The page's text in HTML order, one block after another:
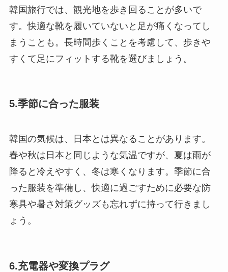
韓国旅行では、観光地を歩き回ることが多いで
す。快適な靴を履いていないと足が痛くなってし
まうことも。長時間歩くことを考慮して、歩きや
すくて足にフィットする靴を選びましょう。
5.季節に合った服装
韓国の気候は、日本とは異なることがあります。
春や秋は日本と同じような気温ですが、夏は雨が
降ると冷えやすく、冬は寒くなります。季節に合
った服装を準備し、快適に過ごすために必要な防
寒具や暑さ対策グッズも忘れずに持って行きまし
ょう。
6.充電器や変換プラグ